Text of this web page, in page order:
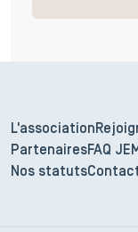
L'association
PartenairesFAQ
Nos statuts